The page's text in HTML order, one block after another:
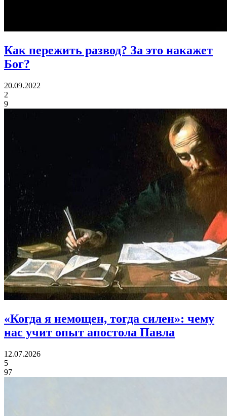
Как пережить развод? За это накажет
Бог?
20.09.2022
2
9
«Когда я немощен, тогда силен»: чему
нас учит опыт апостола Павла
12.07.2026
5
97